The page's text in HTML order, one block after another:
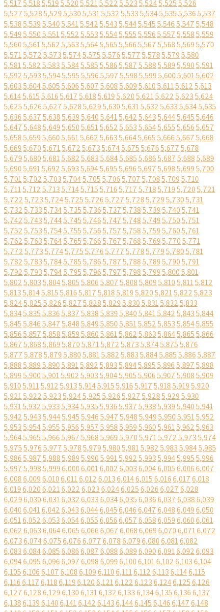
5,5175,5185,5195,5205,5215,5225,5235,5245,5255,526
5,5275,5285,5295,5305,5315,5325,5335,5345,5355,5365,537
5,5385,5395,5405,5415,5425,5435,5445,5455,5465,5475,548
5,5495,5505,5515,5525,5535,5545,5555,5565,5575,5585,559
5,5605,5615,5625,5635,5645,5655,5665,5675,5685,5695,570
5,5715,5725,5735,5745,5755,5765,5775,5785,5795,580
5,5815,5825,5835,5845,5855,5865,5875,5885,5895,5905,591
5,5925,5935,5945,5955,5965,5975,5985,5995,6005,6015,602
5,6035,6045,6055,6065,6075,6085,6095,6105,6115,6125,613
5,6145,6155,6165,6175,6185,6195,6205,6215,6225,6235,624
5,6255,6265,6275,6285,6295,6305,6315,6325,6335,6345,635
5,6365,6375,6385,6395,6405,6415,6425,6435,6445,6455,646
5,6475,6485,6495,6505,6515,6525,6535,6545,6555,6565,657
5,6585,6595,6605,6615,6625,6635,6645,6655,6665,6675,668
5,6695,6705,6715,6725,6735,6745,6755,6765,6775,678
5,6795,6805,6815,6825,6835,6845,6855,6865,6875,6885,689
5,6905,6915,6925,6935,6945,6955,6965,6975,6985,6995,700
5,7015,7025,7035,7045,7055,7065,7075,7085,7095,710
5,7115,7125,7135,7145,7155,7165,7175,7185,7195,7205,721
5,7225,7235,7245,7255,7265,7275,7285,7295,7305,731
5,7325,7335,7345,7355,7365,7375,7385,7395,7405,741
5,7425,7435,7445,7455,7465,7475,7485,7495,7505,751
5,7525,7535,7545,7555,7565,7575,7585,7595,7605,761
5,7625,7635,7645,7655,7665,7675,7685,7695,7705,771
5,7725,7735,7745,7755,7765,7775,7785,7795,7805,781
5,7825,7835,7845,7855,7865,7875,7885,7895,7905,791
5,7925,7935,7945,7955,7965,7975,7985,7995,8005,801
5,8025,8035,8045,8055,8065,8075,8085,8095,8105,8115,812
5,8135,8145,8155,8165,8175,8185,8195,8205,8215,8225,823
5,8245,8255,8265,8275,8285,8295,8305,8315,8325,833
5,8345,8355,8365,8375,8385,8395,8405,8415,8425,8435,844
5,8455,8465,8475,8485,8495,8505,8515,8525,8535,8545,855
5,8565,8575,8585,8595,8605,8615,8625,8635,8645,8655,866
5,8675,8685,8695,8705,8715,8725,8735,8745,8755,876
5,8775,8785,8795,8805,8815,8825,8835,8845,8855,8865,887
5,8885,8895,8905,8915,8925,8935,8945,8955,8965,8975,898
5,8995,9005,9015,9025,9035,9045,9055,9065,9075,9085,909
5,9105,9115,9125,9135,9145,9155,9165,9175,9185,9195,920
5,9215,9225,9235,9245,9255,9265,9275,9285,9295,930
5,9315,9325,9335,9345,9355,9365,9375,9385,9395,9405,941
5,9425,9435,9445,9455,9465,9475,9485,9495,9505,9515,952
5,9535,9545,9555,9565,9575,9585,9595,9605,9615,9625,963
5,9645,9655,9665,9675,9685,9695,9705,9715,9725,9735,974
5,9755,9765,9775,9785,9795,9805,9815,9825,9835,9845,985
5,9865,9875,9885,9895,9905,9915,9925,9935,9945,9955,996
5,9975,9985,9996,0006,0016,0026,0036,0046,0056,0066,007
6,0086,0096,0106,0116,0126,0136,0146,0156,0166,0176,018
6,0196,0206,0216,0226,0236,0246,0256,0266,0276,028
6,0296,0306,0316,0326,0336,0346,0356,0366,0376,0386,039
6,0406,0416,0426,0436,0446,0456,0466,0476,0486,0496,050
6,0516,0526,0536,0546,0556,0566,0576,0586,0596,0606,061
6,0626,0636,0646,0656,0666,0676,0686,0696,0706,0716,072
6,0736,0746,0756,0766,0776,0786,0796,0806,0816,082
6,0836,0846,0856,0866,0876,0886,0896,0906,0916,0926,093
6,0946,0956,0966,0976,0986,0996,1006,1016,1026,1036,104
6,1056,1066,1076,1086,1096,1106,1116,1126,1136,1146,115
6,1166,1176,1186,1196,1206,1216,1226,1236,1246,1256,126
6,1276,1286,1296,1306,1316,1326,1336,1346,1356,1366,137
6,1386,1396,1406,1416,1426,1436,1446,1456,1466,1476,148